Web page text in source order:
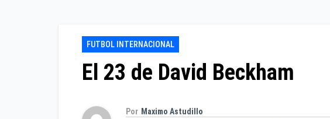
FUTBOL INTERNACIONAL
El 23 de David Beckham
Por Maximo Astudillo